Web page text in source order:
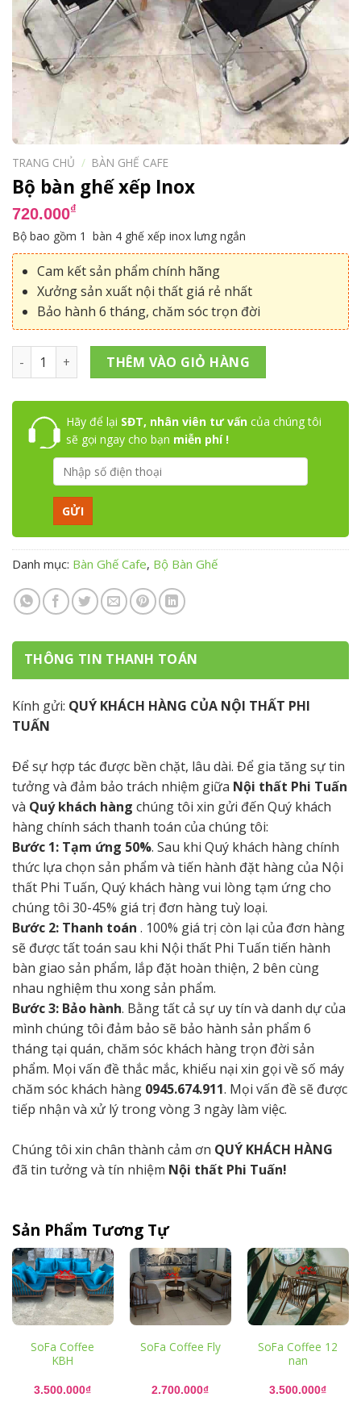
TRANG CHỦ / BÀN GHẾ CAFE
Bộ bàn ghế xếp Inox
720.000₫
Bộ bao gồm 1 bàn 4 ghế xếp inox lưng ngắn
Cam kết sản phẩm chính hãng
Xưởng sản xuất nội thất giá rẻ nhất
Bảo hành 6 tháng, chăm sóc trọn đời
Bộ bàn ghế xếp Inox số lượng
THÊM VÀO GIỎ HÀNG
Hãy để lại SĐT, nhân viên tư vấncủa chúng tôi
sẽ gọi ngay cho bạn miễn phí !
Danh mục: Bàn Ghế Cafe, Bộ Bàn Ghế
THÔNG TIN THANH TOÁN
Kính gửi: QUÝ KHÁCH HÀNG CỦA NỘI THẤT PHI
TUẤN
Để sự hợp tác được bền chặt, lâu dài. Để gia tăng sự tin
tưởng và đảm bảo trách nhiệm giữa Nội thất Phi Tuấn
và Quý khách hàng chúng tôi xin gửi đến Quý khách
hàng chính sách thanh toán của chúng tôi:
Bước 1: Tạm ứng 50%. Sau khi Quý khách hàng chính
thức lựa chọn sản phẩm và tiến hành đặt hàng của Nội
thất Phi Tuấn, Quý khách hàng vui lòng tạm ứng cho
chúng tôi 30-45% giá trị đơn hàng tuỳ loại.
Bước 2: Thanh toán . 100% giá trị còn lại của đơn hàng
sẽ được tất toán sau khi Nội thất Phi Tuấn tiến hành
bàn giao sản phẩm, lắp đặt hoàn thiện, 2 bên cùng
nhau nghiệm thu xong sản phẩm.
Bước 3: Bảo hành. Bằng tất cả sự uy tín và danh dự của
mình chúng tôi đảm bảo sẽ bảo hành sản phẩm 6
tháng tại quán, chăm sóc khách hàng trọn đời sản
phẩm. Mọi vấn đề thắc mắc, khiếu nại xin gọi về số máy
chăm sóc khách hàng 0945.674.911. Mọi vấn đề sẽ được
tiếp nhận và xử lý trong vòng 3 ngày làm việc.
Chúng tôi xin chân thành cảm ơn QUÝ KHÁCH HÀNG
đã tin tưởng và tín nhiệm Nội thất Phi Tuấn!
Sản Phẩm Tương Tự
SoFa Coffee
KBH
3.500.000₫
SoFa Coffee Fly
2.700.000₫
SoFa Coffee 12
nan
3.500.000₫